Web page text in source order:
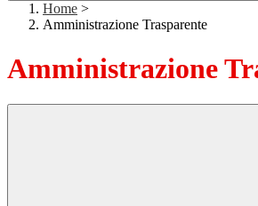
Home >
Amministrazione Trasparente
Amministrazione